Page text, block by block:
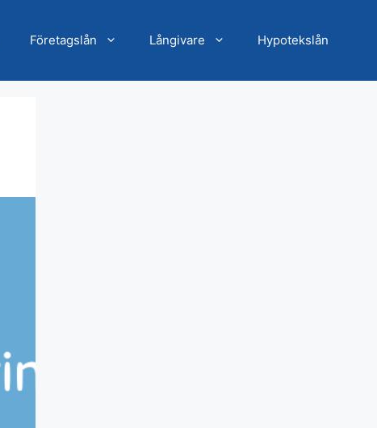
Företagslån Långivare Hypotekslån